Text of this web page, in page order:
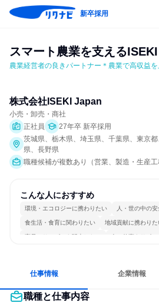
新卒採用
スマート農業を支える
農業経営者の良きパートナー＊農業で高収益
株式会社ISEKI Japan
小売・卸売・商社
正社員
27年卒 新卒採用
茨城県、栃木県、埼玉県、千葉県、東京
県、長野県
職種候補が複数あり（営業、製造・生産工
こんな人におすすめ
環境・エコロジーに携わりたい 人・世の中の
食生活・食育に関わりたい 地域貢献に携わりた
商品・サービスを販売したい 人の仕事をサポー
仕事情報 企業情報
職種と仕事内容